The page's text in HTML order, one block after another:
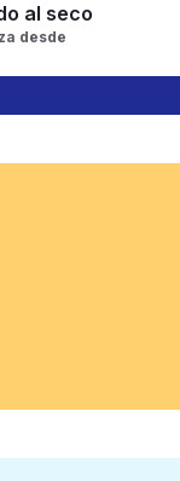
al seco
desde